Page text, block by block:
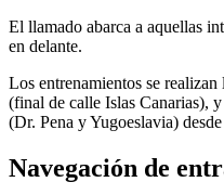
El llamado abarca a aquellas
en delante.
Los entrenamientos se
(final de calle Islas Canarias),
(Dr. Pena y Yugoeslavia)
Navegación de